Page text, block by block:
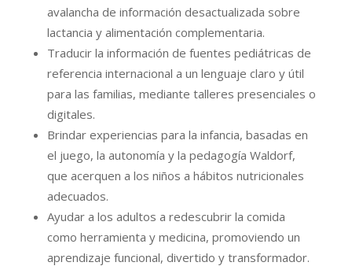
avalancha de información desactualizada sobre
lactancia y alimentación complementaria.
Traducir la información de fuentes pediátricas de
referencia internacional a un lenguaje claro y útil
para las familias, mediante talleres presenciales o
digitales.
Brindar experiencias para la infancia, basadas en
el juego, la autonomía y la pedagogía Waldorf,
que acerquen a los niños a hábitos nutricionales
adecuados.
Ayudar a los adultos a redescubrir la comida
como herramienta y medicina, promoviendo un
aprendizaje funcional, divertido y transformador.